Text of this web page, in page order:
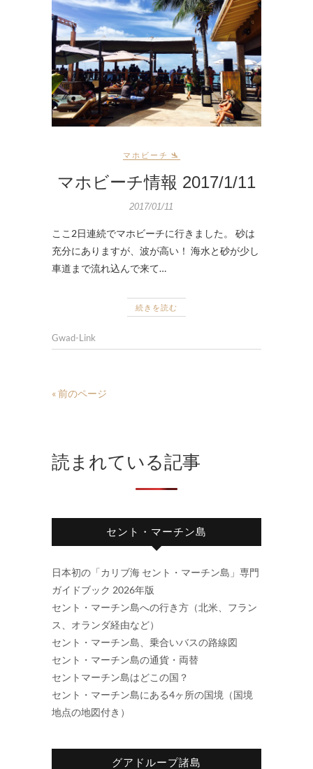
マホビーチ 🛬
マホビーチ情報 2017/1/11
2017/01/11
ここ2日連続でマホビーチに行きました。 砂は
充分にありますが、波が高い！ 海水と砂が少し
車道まで流れ込んで来て…
続きを読む
Gwad-Link
« 前のページ
読まれている記事
セント・マーチン島
日本初の「カリブ海 セント・マーチン島」専門
ガイドブック 2026年版
セント・マーチン島への行き方（北米、フラン
ス、オランダ経由など）
セント・マーチン島、乗合いバスの路線図
セント・マーチン島の通貨・両替
セントマーチン島はどこの国？
セント・マーチン島にある4ヶ所の国境（国境
地点の地図付き）
グアドループ諸島